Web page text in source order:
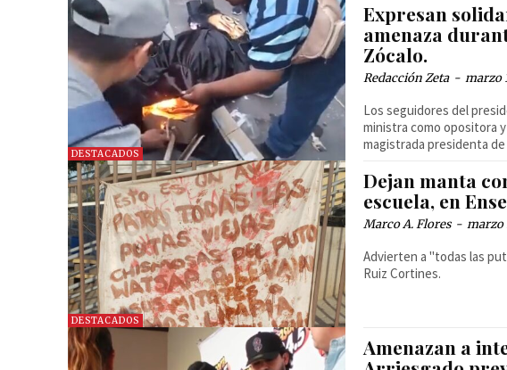
DESTACADOS
Expresan
amenaza
Zócalo.
Redacción Zeta - marzo
Los seguidores del
ministra como opositora
magistrada presidenta
DESTACADOS
Dejan manta
escuela, en
Marco A. Flores - marzo
Advierten a "todas las
Ruiz Cortines.
Amenazan a